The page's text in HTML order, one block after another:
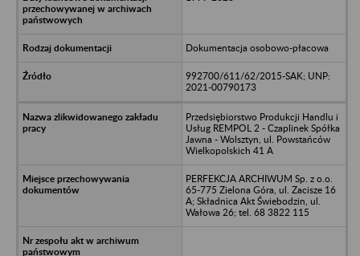
Dokumentacja osobowo-płacowa
992700/611/62/2015-SAK; UNP:
2021-00790173
Przedsiębiorstwo Produkcji Handlu i
Usług REMPOL 2 - Czaplinek Spółka
Jawna - Wolsztyn, ul. Powstańców
Wielkopolskich 41 A
PERFEKCJA ARCHIWUM Sp. z o.o.
65-775 Zielona Góra, ul. Zacisze 16
A; Składnica Akt Świebodzin, ul.
Wałowa 26; tel. 68 3822 115